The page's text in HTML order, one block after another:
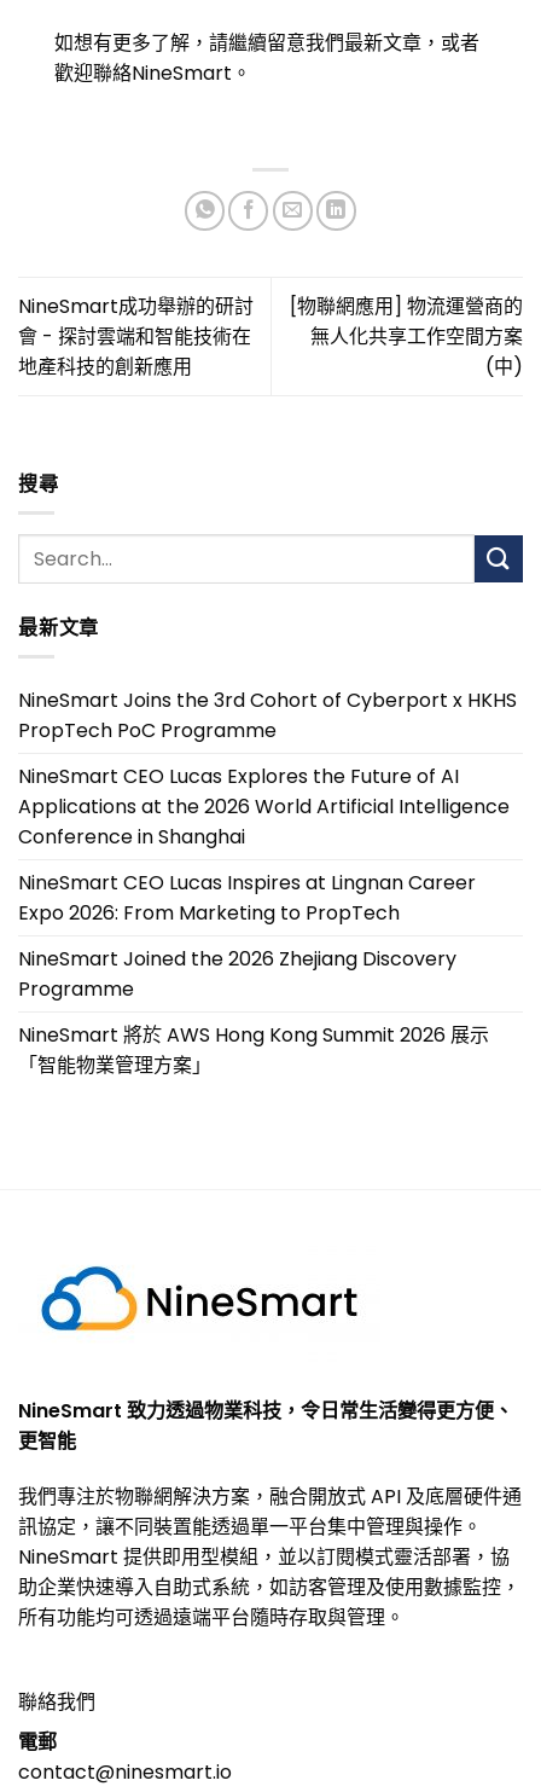
如想有更多了解，請繼續留意我們最新文章，或者
歡迎聯絡NineSmart。
NineSmart成功舉辦的研討
會 - 探討雲端和智能技術在
地產科技的創新應用
[物聯網應用] 物流運營商的
無人化共享工作空間方案
(中)
搜尋
最新文章
NineSmart Joins the 3rd Cohort of Cyberport x HKHS
PropTech PoC Programme
NineSmart CEO Lucas Explores the Future of AI
Applications at the 2026 World Artificial Intelligence
Conference in Shanghai
NineSmart CEO Lucas Inspires at Lingnan Career
Expo 2026: From Marketing to PropTech
NineSmart Joined the 2026 Zhejiang Discovery
Programme
NineSmart 將於 AWS Hong Kong Summit 2026 展示
「智能物業管理方案」
NineSmart 致力透過物業科技，令日常生活變得更方便、
更智能
我們專注於物聯網解決方案，融合開放式 API 及底層硬件通
訊協定，讓不同裝置能透過單一平台集中管理與操作。
NineSmart 提供即用型模組，並以訂閱模式靈活部署，協
助企業快速導入自助式系統，如訪客管理及使用數據監控，
所有功能均可透過遠端平台隨時存取與管理。
聯絡我們
電郵
contact@ninesmart.io